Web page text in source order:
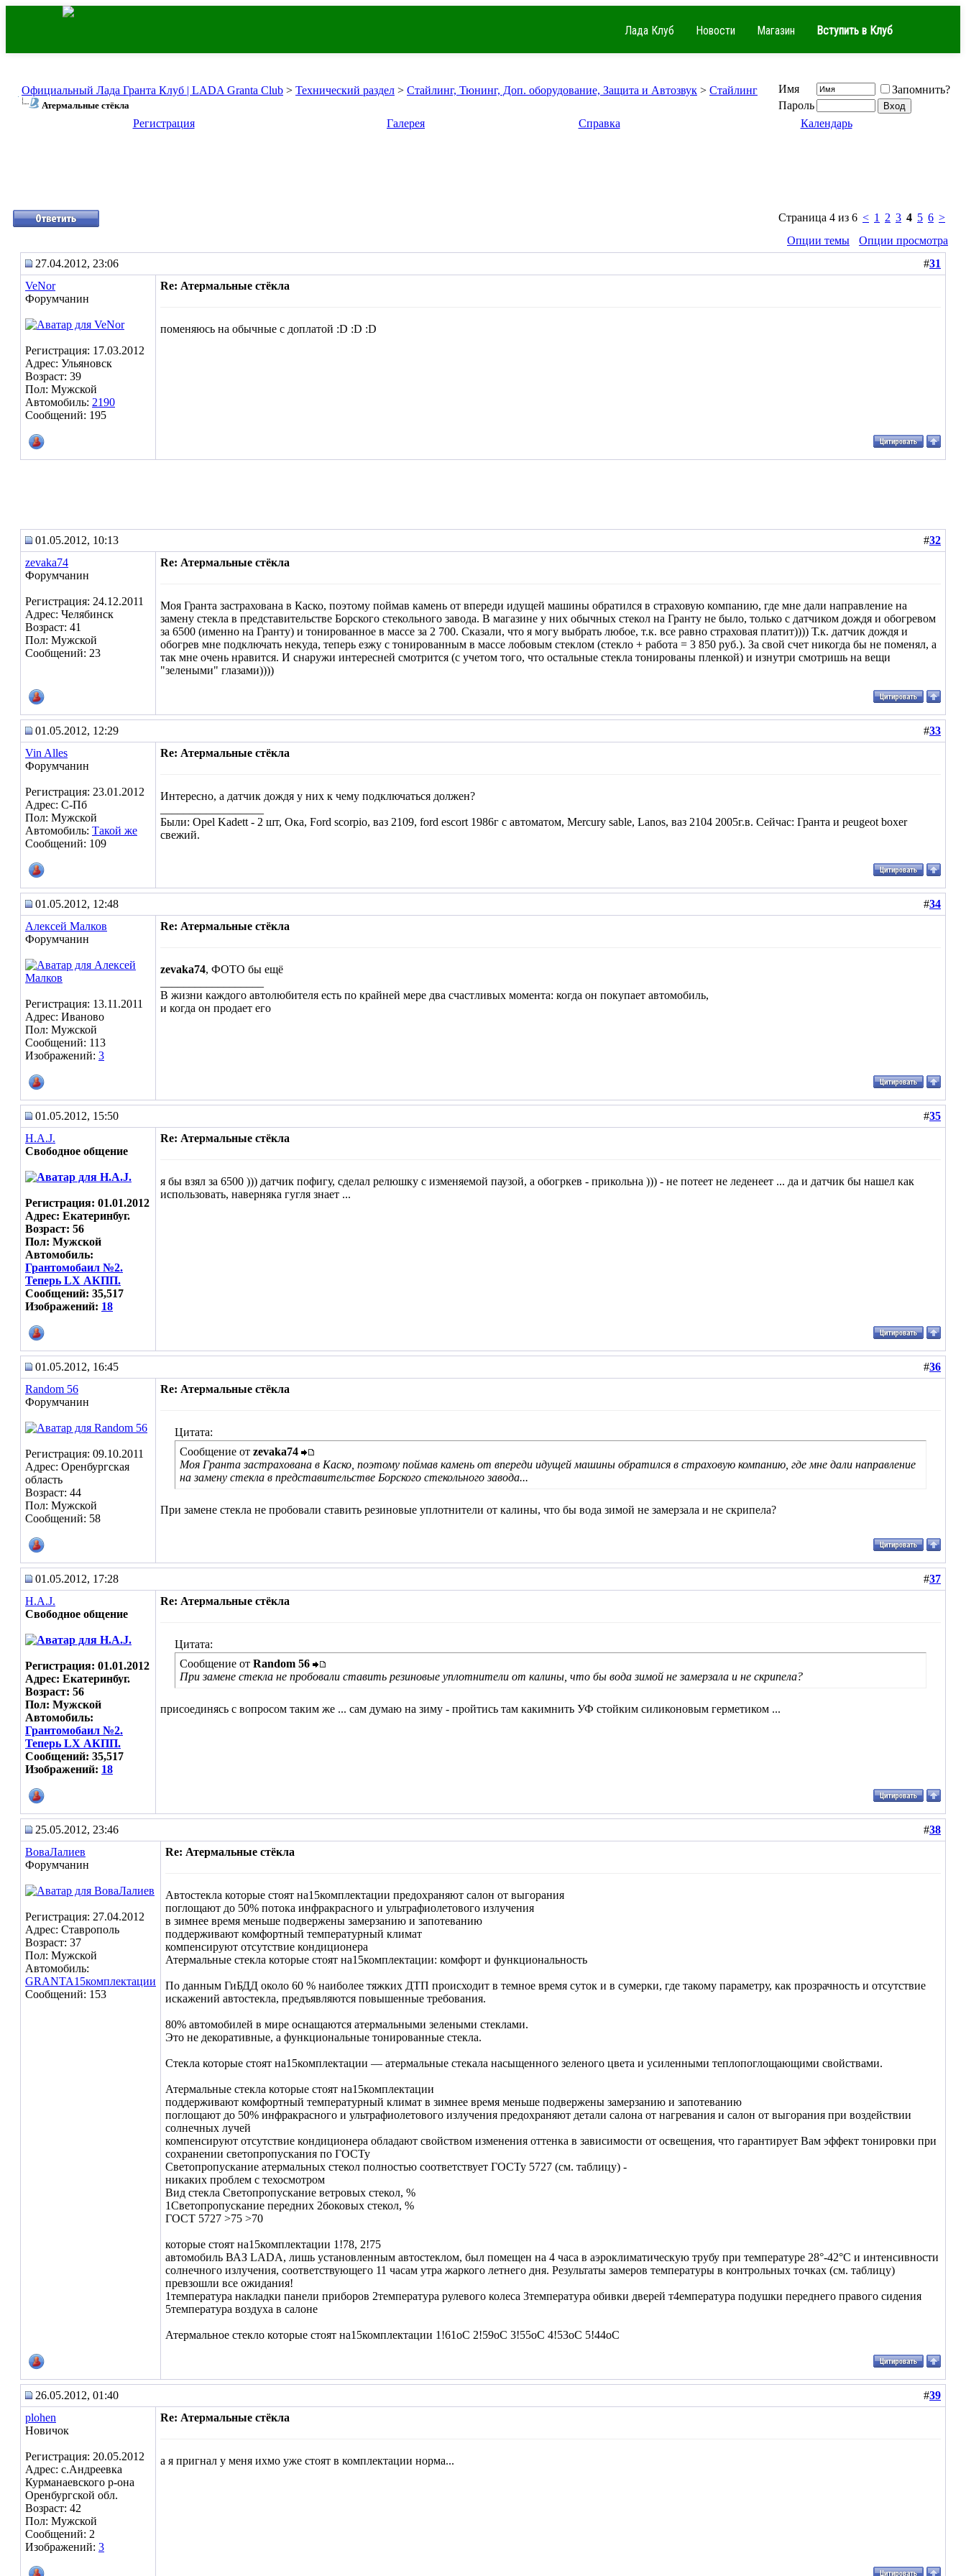
Лада Клуб Новости Магазин Вступить в Клуб
Официальный Лада Гранта Клуб | LADA Granta Club > Технический раздел > Стайлинг, Тюнинг, Доп. оборудование, Защита и Автозвук > Стайлинг
Атермальные стёкла
Имя
Запомнить?
Пароль
Регистрация
Галерея Справка Календарь
Страница 4 из 6 < 1 2 3 4 5 6 >
Опции темы
Опции просмотра
27.04.2012, 23:06
#31
VeNor
Форумчанин
Регистрация: 17.03.2012
Адрес: Ульяновск
Возраст: 39
Пол: Мужской
Автомобиль: 2190
Сообщений: 195
Re: Атермальные стёкла
поменяюсь на обычные с доплатой :D :D :D
01.05.2012, 10:13 #32
zevaka74
Форумчанин
Регистрация: 24.12.2011
Адрес: Челябинск
Возраст: 41
Пол: Мужской
Сообщений: 23
Re: Атермальные стёкла
Моя Гранта застрахована в Каско, поэтому поймав камень от впереди идущей машины обратился в страховую компанию, где мне дали направление на
замену стекла в представительстве Борского стекольного завода. В магазине у них обычных стекол на Гранту не было, только с датчиком дождя и обогревом
за 6500 (именно на Гранту) и тонированное в массе за 2 700. Сказали, что я могу выбрать любое, т.к. все равно страховая платит)))) Т.к. датчик дождя и
обогрев мне подключать некуда, теперь езжу с тонированным в массе лобовым стеклом (стекло + работа = 3 850 руб.). За свой счет никогда бы не поменял, а
так мне очень нравится. И снаружи интересней смотрится (с учетом того, что остальные стекла тонированы пленкой) и изнутри смотришь на вещи
"зелеными" глазами))))
01.05.2012, 12:29 #33
Vin Alles
Форумчанин
Регистрация: 23.01.2012
Адрес: C-Пб
Пол: Мужской
Автомобиль: Такой же
Сообщений: 109
Re: Атермальные стёкла
Интересно, а датчик дождя у них к чему подключаться должен?
Были: Opel Kadett - 2 шт, Ока, Ford scorpio, ваз 2109, ford escort 1986г с автоматом, Mercury sable, Lanos, ваз 2104 2005г.в. Cейчас: Гранта и peugeot boxer
свежий.
01.05.2012, 12:48 #34
Алексей Малков
Форумчанин
Регистрация: 13.11.2011
Адрес: Иваново
Пол: Мужской
Сообщений: 113
Изображений: 3
Re: Атермальные стёкла
zevaka74, ФОТО бы ещё
В жизни каждого автолюбителя есть по крайней мере два счастливых момента: когда он покупает автомобиль,
и когда он продает его
01.05.2012, 15:50 #35
H.A.J.
Свободное общение
Регистрация: 01.01.2012
Адрес: Екатеринбуг.
Возраст: 56
Пол: Мужской
Автомобиль:
Грантомобаил №2.
Теперь LX АКПП.
Сообщений: 35,517
Изображений: 18
Re: Атермальные стёкла
я бы взял за 6500 ))) датчик пофигу, сделал релюшку с изменяемой паузой, а обогркев - прикольна ))) - не потеет не леденеет ... да и датчик бы нашел как
использовать, наверняка гугля знает ...
01.05.2012, 16:45 #36
Random 56
Форумчанин
Регистрация: 09.10.2011
Адрес: Оренбургская
область
Возраст: 44
Пол: Мужской
Сообщений: 58
Re: Атермальные стёкла
Цитата:
Сообщение от zevaka74
Моя Гранта застрахована в Каско, поэтому поймав камень от впереди идущей машины обратился в страховую компанию, где мне дали направление
на замену стекла в представительстве Борского стекольного завода...
При замене стекла не пробовали ставить резиновые уплотнители от калины, что бы вода зимой не замерзала и не скрипела?
01.05.2012, 17:28 #37
H.A.J.
Свободное общение
Регистрация: 01.01.2012
Адрес: Екатеринбуг.
Возраст: 56
Пол: Мужской
Автомобиль:
Грантомобаил №2.
Теперь LX АКПП.
Сообщений: 35,517
Изображений: 18
Re: Атермальные стёкла
Цитата:
Сообщение от Random 56
При замене стекла не пробовали ставить резиновые уплотнители от калины, что бы вода зимой не замерзала и не скрипела?
присоединясь с вопросом таким же ... сам думаю на зиму - пройтись там какимнить УФ стойким силиконовым герметиком ...
25.05.2012, 23:46 #38
ВоваЛалиев
Форумчанин
Регистрация: 27.04.2012
Адрес: Ставрополь
Возраст: 37
Пол: Мужской
Автомобиль:
GRANTA15комплектации
Сообщений: 153
Re: Атермальные стёкла
Автостекла которые стоят на15комплектации предохраняют салон от выгорания
поглощают до 50% потока инфракрасного и ультрафиолетового излучения
в зимнее время меньше подвержены замерзанию и запотеванию
поддерживают комфортный температурный климат
компенсируют отсутствие кондиционера
Атермальные стекла которые стоят на15комплектации: комфорт и функциональность
По данным ГиБДД около 60 % наиболее тяжких ДТП происходит в темное время суток и в сумерки, где такому параметру, как прозрачность и отсутствие
искажений автостекла, предъявляются повышенные требования.
80% автомобилей в мире оснащаются атермальными зелеными стеклами.
Это не декоративные, а функциональные тонированные стекла.
Стекла которые стоят на15комплектации — атермальные стекала насыщенного зеленого цвета и усиленными теплопоглощающими свойствами.
Атермальные стекла которые стоят на15комплектации
поддерживают комфортный температурный климат в зимнее время меньше подвержены замерзанию и запотеванию
поглощают до 50% инфракрасного и ультрафиолетового излучения предохраняют детали салона от нагревания и салон от выгорания при воздействии
солнечных лучей
компенсируют отсутствие кондиционера обладают свойством изменения оттенка в зависимости от освещения, что гарантирует Вам эффект тонировки при
сохранении светопропускания по ГОСТу
Светопропускание атермальных стекол полностью соответствует ГОСТу 5727 (см. таблицу) -
никаких проблем с техосмотром
Вид стекла Светопропускание ветровых стекол, %
1Светопропускание передних 2боковых стекол, %
ГОСТ 5727 >75 >70
которые стоят на15комплектации 1!78, 2!75
автомобиль ВАЗ LADA, лишь установленным автостеклом, был помещен на 4 часа в аэроклиматическую трубу при температуре 28°-42°С и интенсивности
солнечного излучения, соответствующего 11 часам утра жаркого летнего дня. Результаты замеров температуры в контрольных точках (см. таблицу)
превзошли все ожидания!
1температура накладки панели приборов 2температура рулевого колеса 3температура обивки дверей т4емпература подушки переднего правого сидения
5температура воздуха в салоне
Атермальное стекло которые стоят на15комплектации 1!61oC 2!59oC 3!55oC 4!53oC 5!44oC
26.05.2012, 01:40 #39
plohen
Новичок
Регистрация: 20.05.2012
Адрес: с.Андреевка
Курманаевского р-она
Оренбургской обл.
Возраст: 42
Пол: Мужской
Сообщений: 2
Изображений: 3
Re: Атермальные стёкла
а я пригнал у меня ихмо уже стоят в комплектации норма...